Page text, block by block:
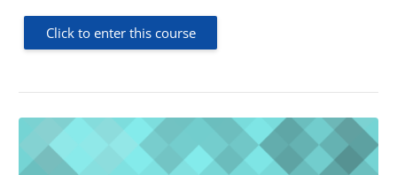
Click to enter this course